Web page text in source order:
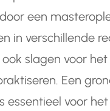
een
in verschillende
slagen voor
Een
essentieel voor